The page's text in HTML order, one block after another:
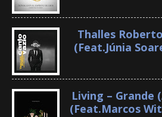
Thalles
(Feat.Júnia
Living – Grande
(Feat.Marcos